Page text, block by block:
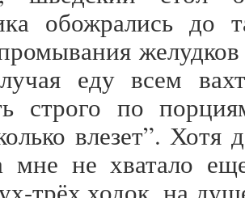
обожрались до
еду всем
строго по
влезет”. Хотя
мне не хватало